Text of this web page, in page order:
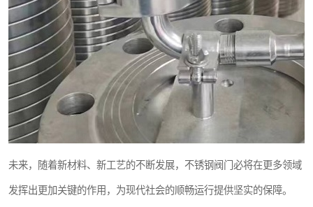
未来，随着新材料、新工艺的不断发展，不锈钢阀门必将在更多领域
发挥出更加关键的作用，为现代社会的顺畅运行提供坚实的保障。